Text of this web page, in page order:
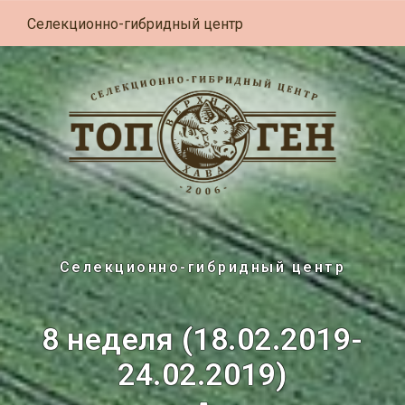
Селекционно-гибридный центр
Селекционно-гибридный центр
8 неделя (18.02.2019-
24.02.2019)